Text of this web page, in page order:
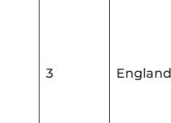
3 England